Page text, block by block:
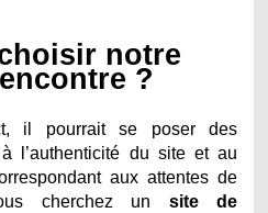
notre
?
il pourrait se poser des
l’authenticité du site et au
aux attentes de
cherchez un site de